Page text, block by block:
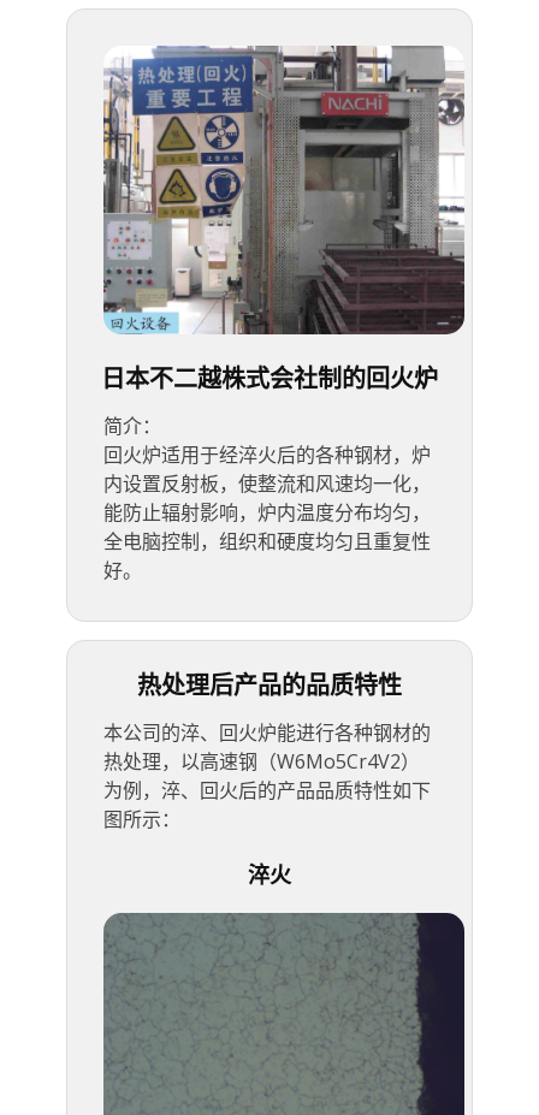
日本不二越株式会社制的回火炉
简介：
回火炉适用于经淬火后的各种钢材，炉
内设置反射板，使整流和风速均一化，
能防止辐射影响，炉内温度分布均匀，
全电脑控制，组织和硬度均匀且重复性
好。
热处理后产品的品质特性
本公司的淬、回火炉能进行各种钢材的
热处理，以高速钢（W6Mo5Cr4V2）
为例，淬、回火后的产品品质特性如下
图所示：
淬火